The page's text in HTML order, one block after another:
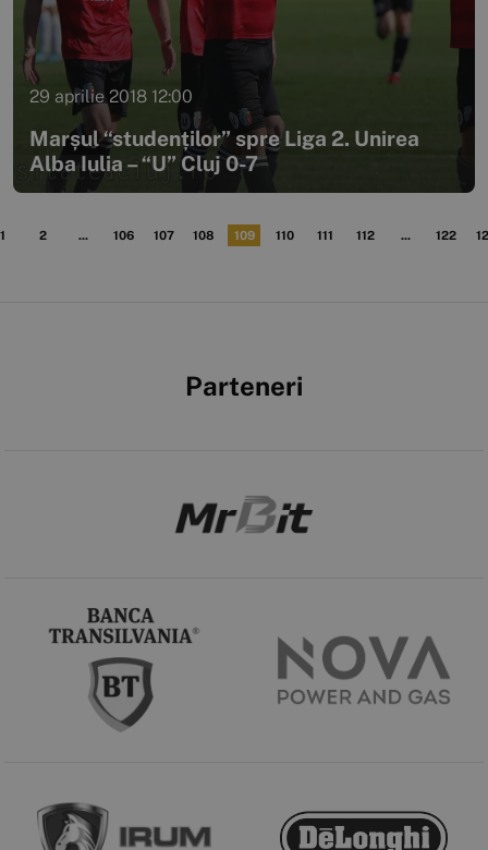
29 aprilie 2018 12:00
Marșul “studenților” spre Liga 2. Unirea
Alba Iulia – “U” Cluj 0-7
1 2 ... 106 107 108 109 110 111 112 ... 122
Parteneri